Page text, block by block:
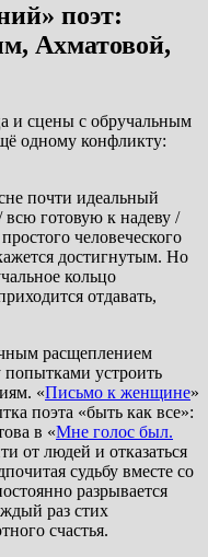
поэт:
Ахматовой,
и сцены с обручальным
одному конфликту:
почти идеальный
всю готовую к надеву /
человеческого
достигнутым. Но
кольцо
отдавать,
расщеплением
устроить
«Письмо к женщине»
поэта «быть как все»:
в «Мне голос был.
от людей и отказаться
судьбу вместе со
разрывается
раз стих
счастья.